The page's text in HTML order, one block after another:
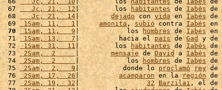
67
   Jc, 21,  12
|         los habitantes de Iabés de
68
   Jc, 21,  14
| dejado con vida en Iabés de
69
1Sam, 11,   1 | amonita , subió contra Iabés en
70
1Sam, 11,   9 |            los hombres de Iabés en
71 1Sam, 13,   7 |          hacia el país de Gad
y de
72
1Sam, 31,  11 |         los habitantes de Iabés de
73 2Sam,  2 | mensaje de David a Iabés de
74
2Sam,  2 |            los hombres de Iabés de
75 2Sam,  2,   9|           donde lo proclamó rey de
76 2Sam, 17,  26 | acamparon en la región de
77
2Sam, 19,  32 | 32 Barzilai , el de